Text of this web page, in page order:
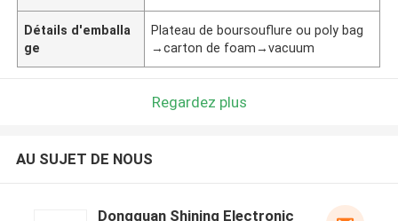
Détails d'emballa
ge
Plateau de boursouflure ou poly bag
→carton de foam→vacuum
Regardez plus
AU SUJET DE NOUS
Dongguan Shining Electronic